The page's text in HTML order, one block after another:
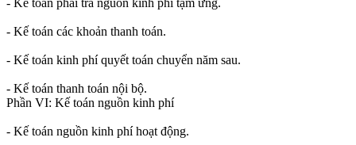
- Kế toán phải trả nguồn kinh phí tạm ứng.
- Kế toán các khoản thanh toán.
- Kế toán kinh phí quyết toán chuyển năm sau.
- Kế toán thanh toán nội bộ.
Phần VI: Kế toán nguồn kinh phí
- Kế toán nguồn kinh phí hoạt động.